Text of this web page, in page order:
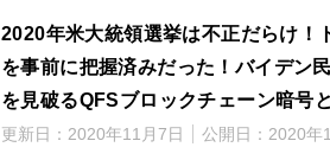
2020年米大統領選挙は不正だらけ！
を事前に把握済みだった！バイデン
を見破るQFSブロックチェーン暗号
更新日： 2020年11月7日 公開日： 2020年